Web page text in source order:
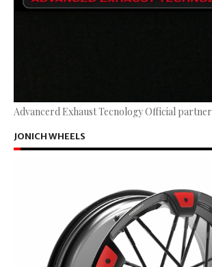
Advancerd Exhaust Tecnology Official
JONICH WHEELS